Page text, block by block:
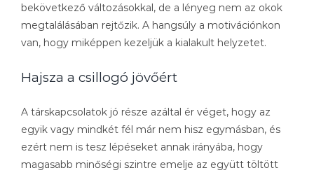
bekövetkező változásokkal, de a lényeg nem az okok
megtalálásában rejtőzik. A hangsúly a motivációnkon
van, hogy miképpen kezeljük a kialakult helyzetet.
Hajsza a csillogó jövőért
A társkapcsolatok jó része azáltal ér véget, hogy az
egyik vagy mindkét fél már nem hisz egymásban, és
ezért nem is tesz lépéseket annak irányába, hogy
magasabb minőségi szintre emelje az együtt töltött